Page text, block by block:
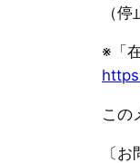
（停
※「
この
〔